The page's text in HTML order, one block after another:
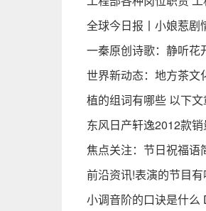
全球今日报丨小娘惹剧
一秦原创诗歌：静听花
世界新动态：地方茶文
植的组词有哪些 以下
东风日产轩逸2012款
焦点关注：节日祝福语
前沿资讯!表演的节目
小调音阶的口诀是什么